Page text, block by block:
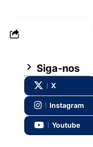
Siga-nos
X
Instagram
Youtube